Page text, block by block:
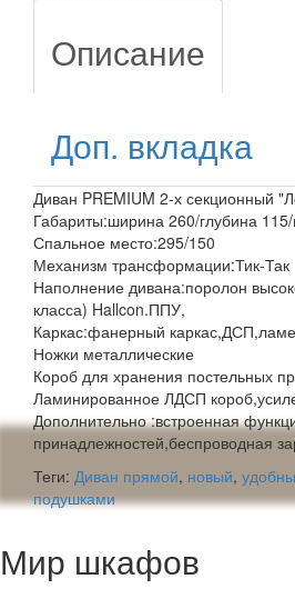
Описание
Доп. вкладка
Диван PREMIUM 2-х секционный
Габариты:ширина 260/глубина
Спальное место:295/150
Механизм трансформации:Тик-Так
Наполнение дивана:поролон
класса) Hallcon.ППУ,
Каркас:фанерный
Ножки металлические
Короб для хранения постельных
Ламинированное ЛДСП
Дополнительно :встроенная
принадлежностей,беспроводная
Теги: Диван прямой, новый,
подушками
Мир шкафов